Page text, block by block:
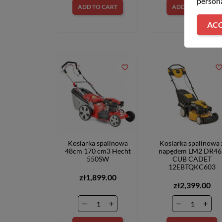
ADD TO CART ADD TO CART
Kosiarka spalinowa
48cm 170 cm3 Hecht
550SW
zł1,899.00
favorite_border
Kosiarka spalinowa
napędem LM2
CUB CADET
12EBTQKC603
zł2,399.00
favorite_border